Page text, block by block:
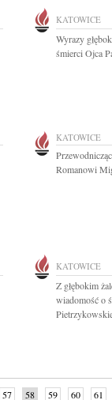
KATOWICE
Wyrazy
śmierci Ojca
KATOWICE
Romanowi
KATOWICE
Z głębokim
wiadomość o
57 58 59 60 61